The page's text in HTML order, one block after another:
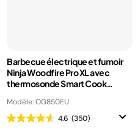
Barbecue électrique et fumoir
Ninja Woodfire Pro XL avec
thermosonde Smart Cook
Modèle: OG850EU
4.6 (350)